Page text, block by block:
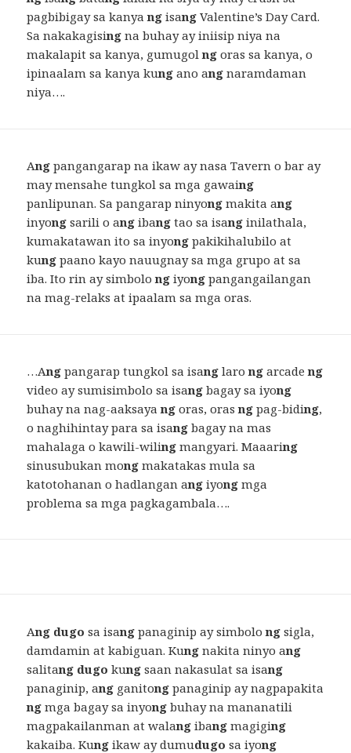
pagbibigay sa kanyang isang Valentine’s Day Card.
Sa nakakagising na buhay ay iniisip niya na
makalapit sa kanya, gumugolng oras sa kanya, o
ipinaalam sa kanya kung ano ang naramdaman
niya….
Ang pangangarap na ikaw ay nasa Tavern o bar ay
may mensahe tungkol sa mga gawaing
panlipunan. Sa pangarap ninyong makita ang
inyong sarili o ang ibang tao sa isang inilathala,
kumakatawan ito sa inyong pakikihalubilo at
kung paano kayo nauugnay sa mga grupo at sa
iba. Ito rin ay simbolong iyong pangangailangan
na mag-relaks at ipaalam sa mga oras.
…Ang pangarap tungkol sa isang larong arcadeng
video ay sumisimbolo sa isang bagay sa iyong
buhay na nag-aaksayang oras, orasng pag-biding,
o naghihintay para sa isang bagay na mas
mahalaga o kawili-wiling mangyari. Maaaring
sinusubukan mong makatakas mula sa
katotohanan o hadlangan ang iyong mga
problema sa mga pagkagambala….
Ang dugo sa isang panaginip ay simbolong sigla,
damdamin at kabiguan. Kung nakita ninyo ang
salitang dugo kung saan nakasulat sa isang
panaginip, ang ganitong panaginip ay nagpapakita
ng mga bagay sa inyong buhay na mananatili
magpakailanman at walang ibang magiging
kakaiba. Kung ikaw ay dumudugo sa iyong